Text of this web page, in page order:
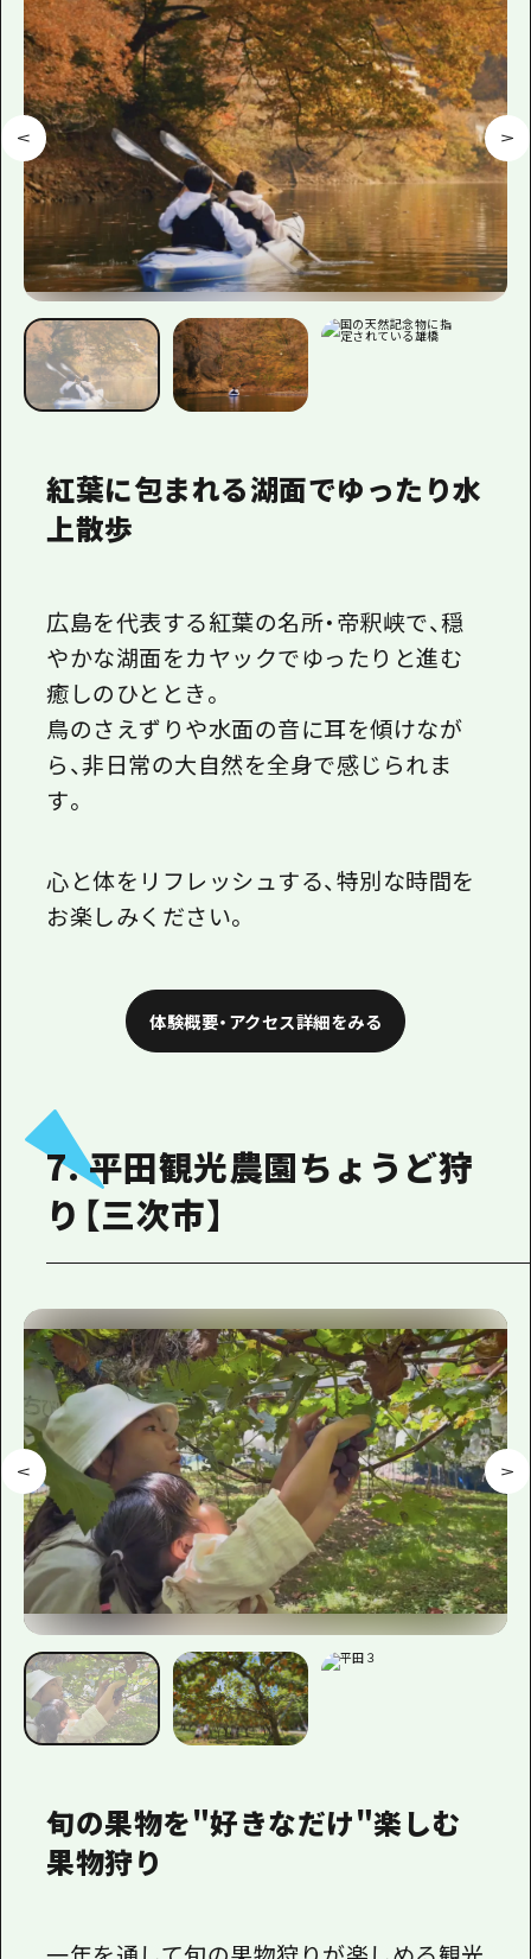
紅葉に包まれる湖面でゆったり水
上散歩
広島を代表する紅葉の名所・帝釈峡で、穏
やかな湖面をカヤックでゆったりと進む
癒しのひととき。
鳥のさえずりや水面の音に耳を傾けなが
ら、非日常の大自然を全身で感じられま
す。
心と体をリフレッシュする、特別な時間を
お楽しみください。
体験概要・アクセス詳細をみる
7. 平田観光農園ちょうど狩
り【三次市】
旬の果物を"好きなだけ"楽しむ
果物狩り